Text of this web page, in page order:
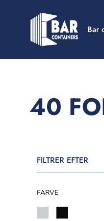
Bar
40
FILTRER EFTER
FARVE